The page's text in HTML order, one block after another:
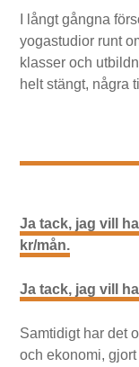
I långt gångna
yogastudior runt
klasser och
helt stängt, några
Ja tack, jag vill
kr/mån.
Ja tack, jag vill
Samtidigt har det
och ekonomi,